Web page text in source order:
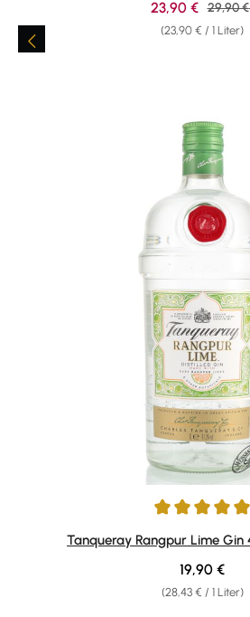
(23,90 € / 1 Liter)
23,90 € 29,90 €
Durchschnittliche Bewertung von
Tanqueray Rangpur Lime Gin
(28,43 € / 1 Liter)
Regulärer
19,90 €